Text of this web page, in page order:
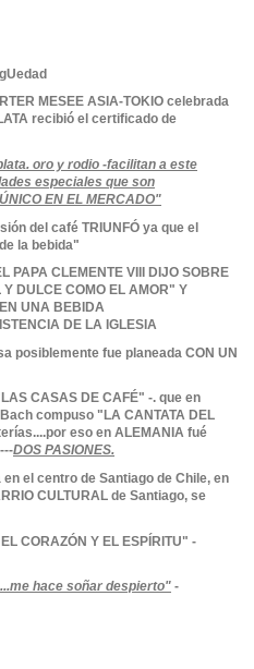
MESEE ASIA-TOKIO celebrada
recibió el certificado de
oro y rodio -facilitan a este
especiales que son
EN EL MERCADO"
del café TRIUNFÓ ya que el
la bebida"
PAPA CLEMENTE VIII DIJO SOBRE
DULCE COMO EL AMOR" Y
UNA BEBIDA
DE LA IGLESIA
posiblemente fue planeada CON UN
CASAS DE CAFÉ" -. que en
compuso "LA CANTATA DEL
eso en ALEMANIA fué
DOS PASIONES.
el centro de Santiago de Chile, en
CULTURAL de Santiago, se
CORAZÓN Y EL ESPÍRITU" -
hace soñar despierto" -